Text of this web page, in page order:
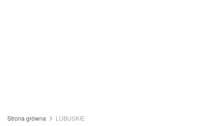
Strona główna LUBUSKIE